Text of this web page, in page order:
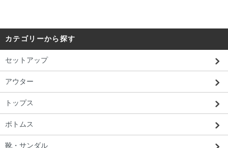
カテゴリーから探す
セットアップ
アウター
トップス
ボトムス
靴・サンダル